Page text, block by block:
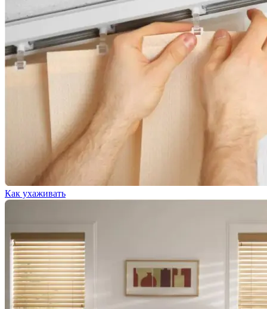
Как ухаживать